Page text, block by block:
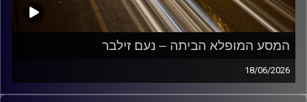
המסע המופלא הביתה – נעם זילבר
18/06/2026
מוזיקה שתלווה אותנו אחרי יום עבודה ארוך ותחזיר אותנו